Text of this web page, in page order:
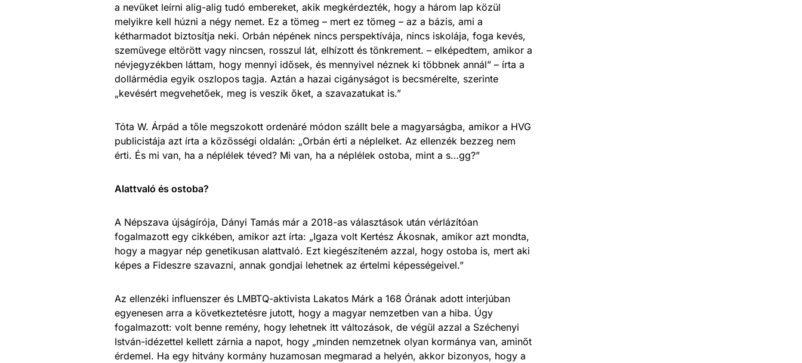
a nevüket leírni alig-alig tudó embereket, akik megkérdezték, hogy a három lap közül
melyikre kell húzni a négy nemet. Ez a tömeg – mert ez tömeg – az a bázis, ami a
kétharmadot biztosítja neki. Orbán népének nincs perspektívája, nincs iskolája, foga kevés,
szemüvege eltörött vagy nincsen, rosszul lát, elhízott és tönkrement. – elképedtem, amikor a
névjegyzékben láttam, hogy mennyi idősek, és mennyivel néznek ki többnek annál” – írta a
dollármédia egyik oszlopos tagja. Aztán a hazai cigányságot is becsmérelte, szerinte
„kevésért megvehetőek, meg is veszik őket, a szavazatukat is.”
Tóta W. Árpád a tőle megszokott ordenáré módon szállt bele a magyarságba, amikor a HVG
publicistája azt írta a közösségi oldalán: „Orbán érti a néplelket. Az ellenzék bezzeg nem
érti. És mi van, ha a néplélek téved? Mi van, ha a néplélek ostoba, mint a s…gg?”
Alattvaló és ostoba?
A Népszava újságírója, Dányi Tamás már a 2018-as választások után vérlázítóan
fogalmazott egy cikkében, amikor azt írta: „Igaza volt Kertész Ákosnak, amikor azt mondta,
hogy a magyar nép genetikusan alattvaló. Ezt kiegészíteném azzal, hogy ostoba is, mert aki
képes a Fideszre szavazni, annak gondjai lehetnek az értelmi képességeivel.”
Az ellenzéki influenszer és LMBTQ-aktivista Lakatos Márk a 168 Órának adott interjúban
egyenesen arra a következtetésre jutott, hogy a magyar nemzetben van a hiba. Úgy
fogalmazott: volt benne remény, hogy lehetnek itt változások, de végül azzal a Széchenyi
István-idézettel kellett zárnia a napot, hogy „minden nemzetnek olyan kormánya van, aminőt
érdemel. Ha egy hitvány kormány huzamosan megmarad a helyén, akkor bizonyos, hogy a